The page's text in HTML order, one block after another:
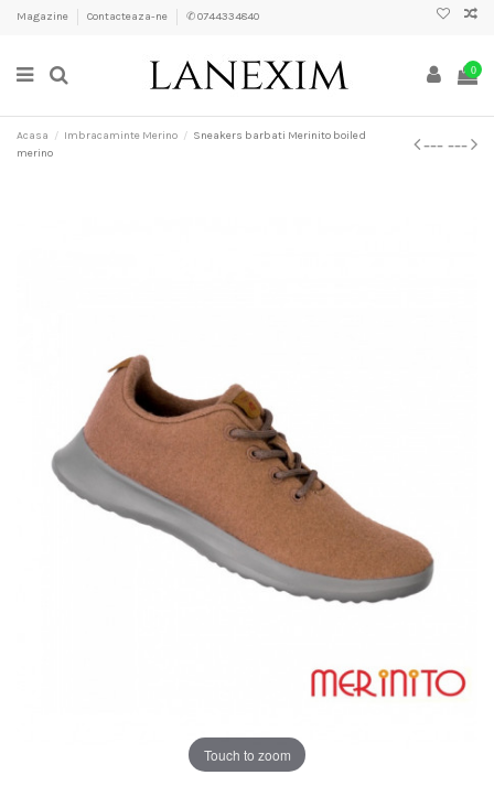
Magazine Contacteaza-ne ✆ 0744334840
0
Acasa Imbracaminte Merino
Sneakers barbati Merinito boiled
merino
Touch to zoom